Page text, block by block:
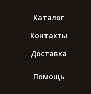
Каталог
Контакты
Доставка
Помощь